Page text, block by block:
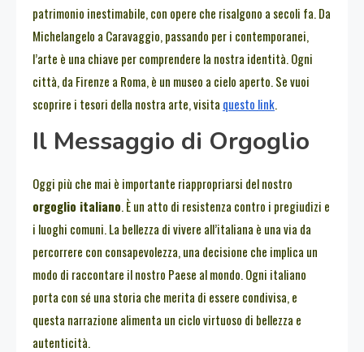
patrimonio inestimabile, con opere che risalgono a secoli fa. Da
Michelangelo a Caravaggio, passando per i contemporanei,
l’arte è una chiave per comprendere la nostra identità. Ogni
città, da Firenze a Roma, è un museo a cielo aperto. Se vuoi
scoprire i tesori della nostra arte, visita questo link.
Il Messaggio di Orgoglio
Oggi più che mai è importante riappropriarsi del nostro
orgoglio italiano. È un atto di resistenza contro i pregiudizi e
i luoghi comuni. La bellezza di vivere all’italiana è una via da
percorrere con consapevolezza, una decisione che implica un
modo di raccontare il nostro Paese al mondo. Ogni italiano
porta con sé una storia che merita di essere condivisa, e
questa narrazione alimenta un ciclo virtuoso di bellezza e
autenticità.